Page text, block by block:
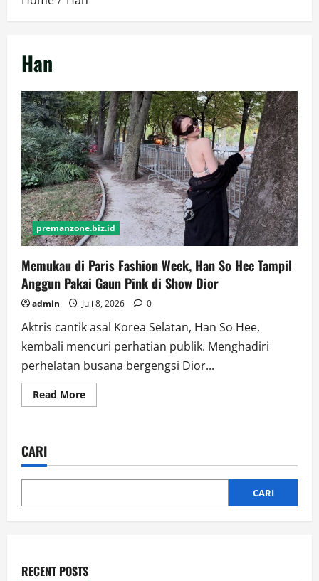
Han
premanzone.biz.id
Memukau di Paris Fashion Week, Han So Hee Tampil
Anggun Pakai Gaun Pink di Show Dior
admin Juli 8, 2026 0
Aktris cantik asal Korea Selatan, Han So Hee,
kembali mencuri perhatian publik. Menghadiri
perhelatan busana bergengsi Dior...
Read MoreRead
more
Week,
So
Tampil
Pakai
Show
Dior
CARI
CARI
RECENT POSTS